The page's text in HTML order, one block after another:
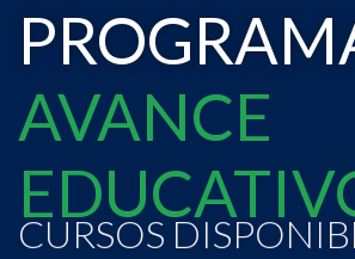
AVANCE
CURSOS